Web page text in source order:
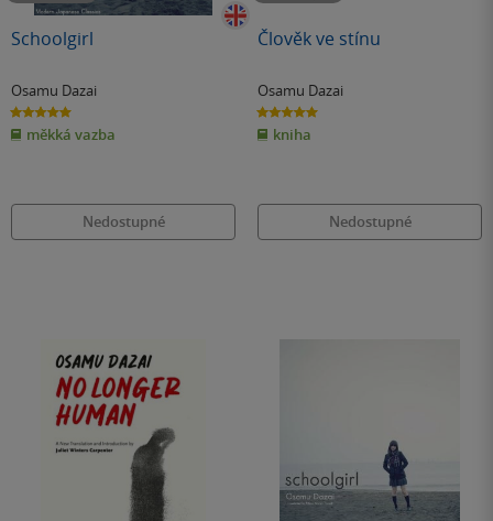
Schoolgirl
Osamu Dazai
5.0
z
5
hvězdiček
měkká vazba
Nedostupné
Člověk ve stínu
Osamu Dazai
5.0
z
5
hvězdiček
kniha
Nedostupné